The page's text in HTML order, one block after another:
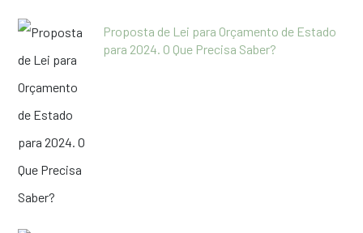
Proposta de Lei para Orçamento de Estado
para 2024. O Que Precisa Saber?